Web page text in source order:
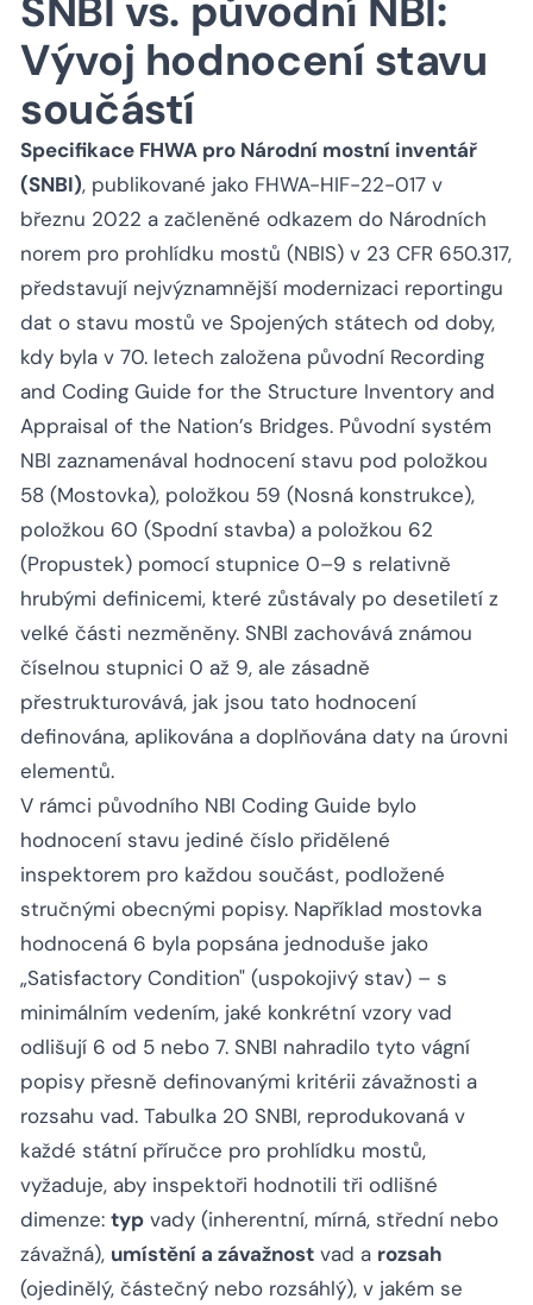
SNBI vs. původní NBI:
Vývoj hodnocení stavu
součástí
Specifikace FHWA pro Národní mostní inventář
(SNBI), publikované jako FHWA-HIF-22-017 v
březnu 2022 a začleněné odkazem do Národních
norem pro prohlídku mostů (NBIS) v 23 CFR 650.317,
představují nejvýznamnější modernizaci reportingu
dat o stavu mostů ve Spojených státech od doby,
kdy byla v 70. letech založena původní Recording
and Coding Guide for the Structure Inventory and
Appraisal of the Nation’s Bridges. Původní systém
NBI zaznamenával hodnocení stavu pod položkou
58 (Mostovka), položkou 59 (Nosná konstrukce),
položkou 60 (Spodní stavba) a položkou 62
(Propustek) pomocí stupnice 0–9 s relativně
hrubými definicemi, které zůstávaly po desetiletí z
velké části nezměněny. SNBI zachovává známou
číselnou stupnici 0 až 9, ale zásadně
přestrukturovává, jak jsou tato hodnocení
definována, aplikována a doplňována daty na úrovni
elementů.
V rámci původního NBI Coding Guide bylo
hodnocení stavu jediné číslo přidělené
inspektorem pro každou součást, podložené
stručnými obecnými popisy. Například mostovka
hodnocená 6 byla popsána jednoduše jako
„Satisfactory Condition" (uspokojivý stav) – s
minimálním vedením, jaké konkrétní vzory vad
odlišují 6 od 5 nebo 7. SNBI nahradilo tyto vágní
popisy přesně definovanými kritérii závažnosti a
rozsahu vad. Tabulka 20 SNBI, reprodukovaná v
každé státní příručce pro prohlídku mostů,
vyžaduje, aby inspektoři hodnotili tři odlišné
dimenze: typ vady (inherentní, mírná, střední nebo
závažná), umístění a závažnost vad a rozsah
(ojedinělý, částečný nebo rozsáhlý), v jakém se